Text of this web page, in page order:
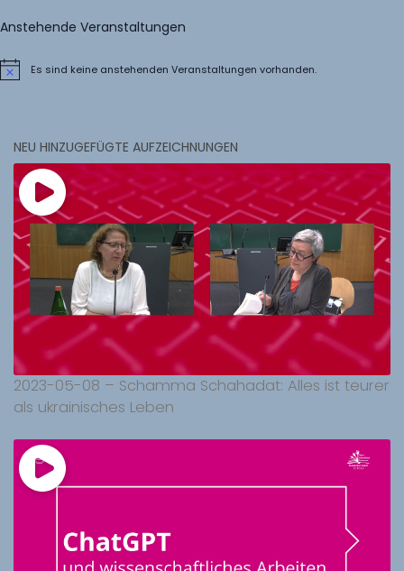
Anstehende Veranstaltungen
HinweisEs sind keine anstehenden Veranstaltungen vorhanden.
NEU HINZUGEFÜGTE AUFZEICHNUNGEN
2023-05-08 – Schamma Schahadat: Alles ist teurer
als ukrainisches Leben